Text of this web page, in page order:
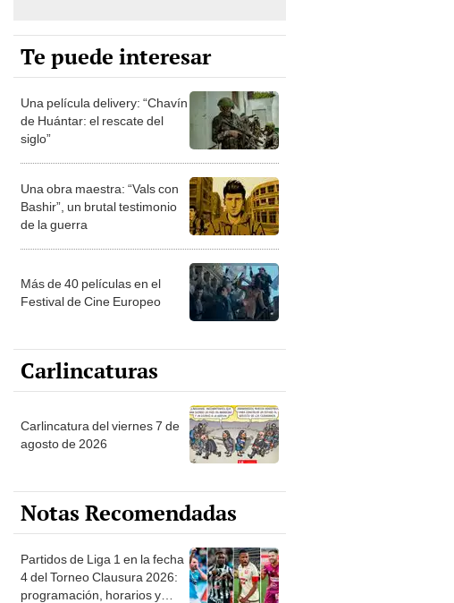
Te puede interesar
Una película delivery: “Chavín
de Huántar: el rescate del
siglo”
Una obra maestra: “Vals con
Bashir”, un brutal testimonio
de la guerra
Más de 40 películas en el
Festival de Cine Europeo
Carlincaturas
Carlincatura del viernes 7 de
agosto de 2026
Notas Recomendadas
Partidos de Liga 1 en la fecha
4 del Torneo Clausura 2026:
programación, horarios y